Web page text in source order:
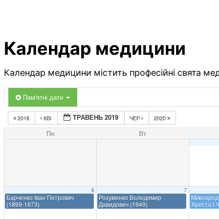
Календар медицини
Календар медицини містить професійні свята
Пам'ятні дати
2018 КВІ ТРАВЕНЬ 2019 ЧЕР 2020
Пн Вт
6
Барченко Іван Петрович
(1899-1973)
7
Розуменко Володимир
Давидович (1949)
Хреста і